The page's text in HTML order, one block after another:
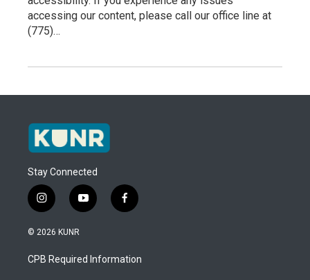
accessing our content, please call our office line at
(775)…
Stay Connected
i
n
s
a
g
y
o
u
b
f
a
b
o
© 2026 KUNR
CPB Required Information